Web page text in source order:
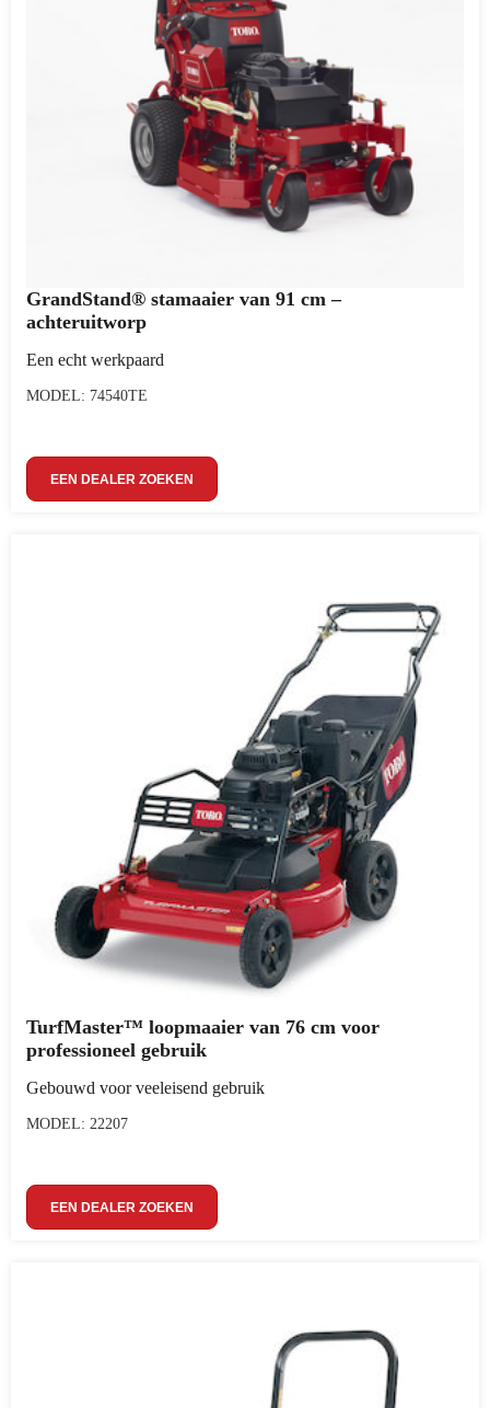
GrandStand® stamaaier van 91 cm –
achteruitworp
Een echt werkpaard
MODEL: 74540TE
EEN DEALER ZOEKEN
TurfMaster™ loopmaaier van 76 cm voor
professioneel gebruik
Gebouwd voor veeleisend gebruik
MODEL: 22207
EEN DEALER ZOEKEN